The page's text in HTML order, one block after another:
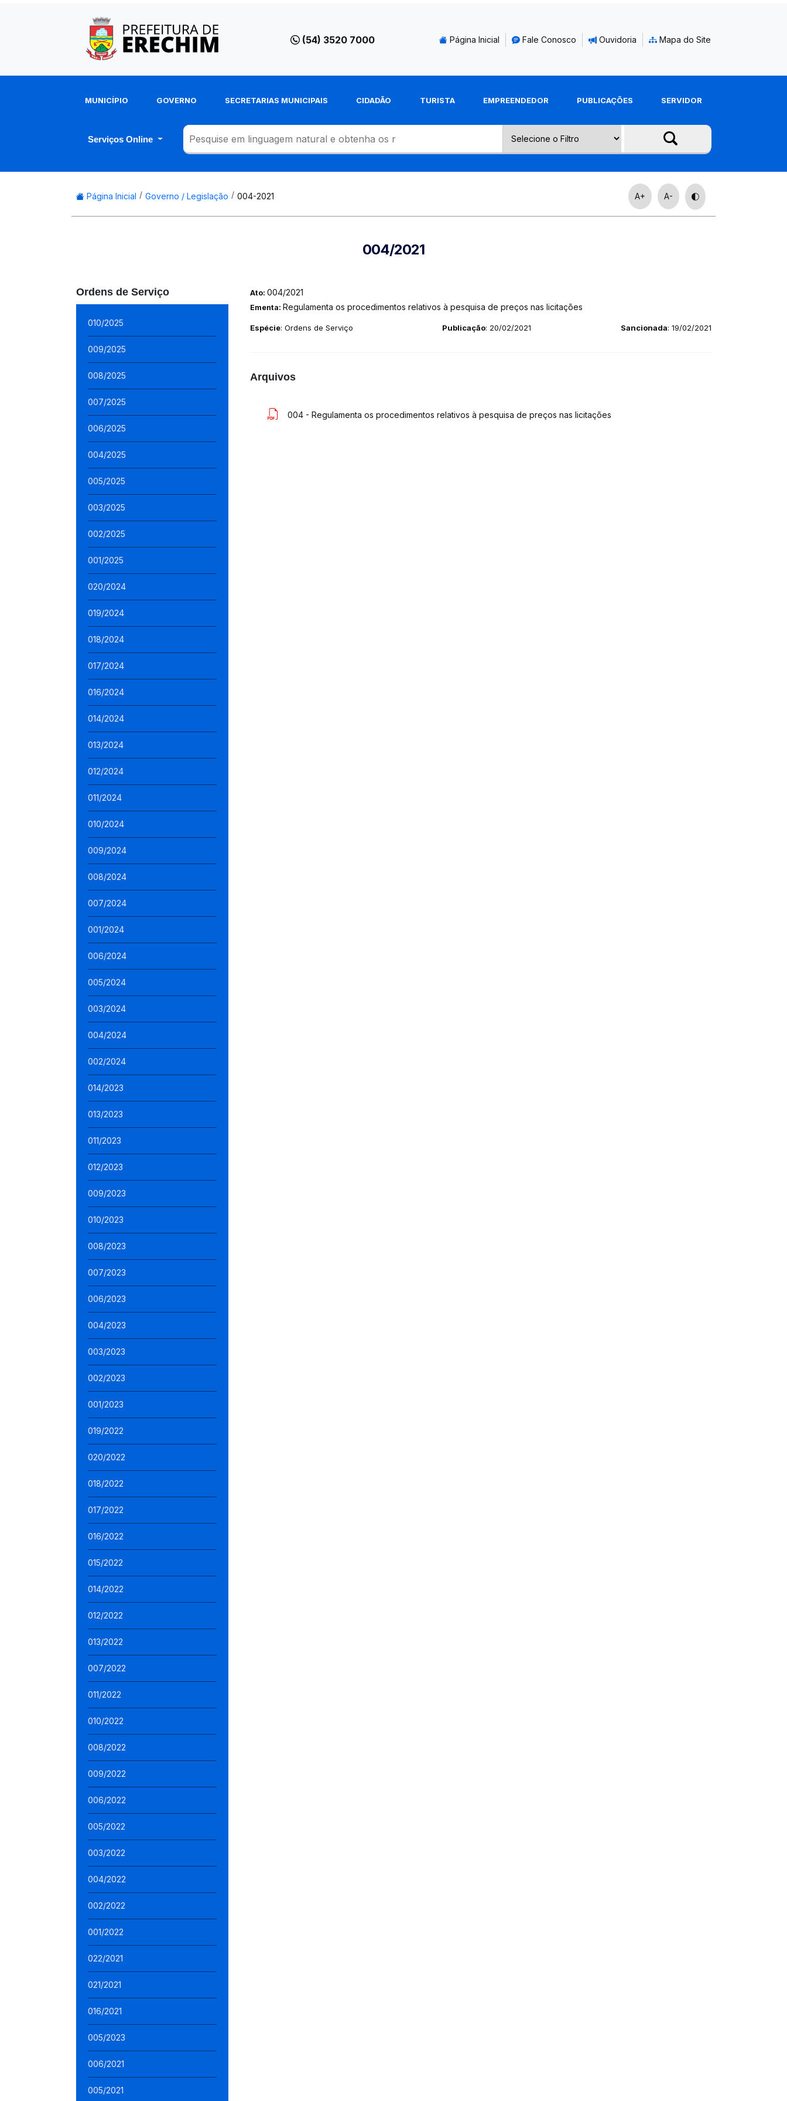
(54) 3520 7000 Página Inicial Fale Conosco Ouvidoria Mapa do Site
MUNICÍPIO GOVERNO SECRETARIAS MUNICIPAIS CIDADÃO TURISTA EMPREENDEDOR PUBLICAÇÕES SERVIDOR
Serviços Online
Página Inicial Governo / Legislação 004-2021 A+ A-
004/2021
Ordens de Serviço
010/2025
009/2025
008/2025
007/2025
006/2025
004/2025
005/2025
003/2025
002/2025
001/2025
020/2024
019/2024
018/2024
017/2024
016/2024
014/2024
013/2024
012/2024
011/2024
010/2024
009/2024
008/2024
007/2024
001/2024
006/2024
005/2024
003/2024
004/2024
002/2024
014/2023
013/2023
011/2023
012/2023
009/2023
010/2023
008/2023
007/2023
006/2023
004/2023
003/2023
002/2023
001/2023
019/2022
020/2022
018/2022
017/2022
016/2022
015/2022
014/2022
012/2022
013/2022
007/2022
011/2022
010/2022
008/2022
009/2022
006/2022
005/2022
003/2022
004/2022
002/2022
001/2022
022/2021
021/2021
016/2021
005/2023
006/2021
005/2021
Ato: 004/2021
Ementa: Regulamenta os procedimentos relativos à pesquisa de preços nas licitações
Espécie: Ordens de Serviço Publicação: 20/02/2021 Sancionada: 19/02/2021
Arquivos
004 - Regulamenta os procedimentos relativos à pesquisa de preços nas licitações